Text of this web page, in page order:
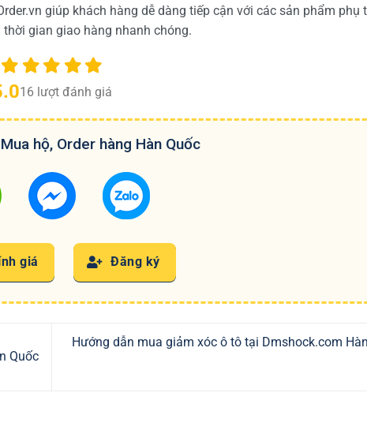
giúp khách hàng dễ dàng tiếp cận với các sản phẩm phụ
gian giao hàng nhanh chóng.
16 lượt đánh giá
hộ, Order hàng Hàn Quốc
giá Đăng ký
Quốc
Hướng dẫn mua giảm xóc ô tô tại Dmshock.com